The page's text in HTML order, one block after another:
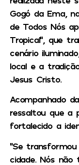
Gogó da Ema,
de Todos Nós
Tropical”, que
cenário
local e a
Jesus Cristo.
Acompanhado
ressaltou que a
fortalecido a
“Se
cidade. Nós não